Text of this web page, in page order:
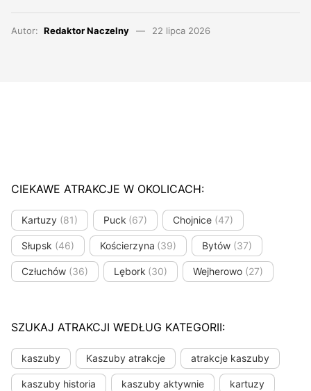
Autor: Redaktor Naczelny 22 lipca 2026
CIEKAWE ATRAKCJE W OKOLICACH:
Kartuzy (81) Puck (67) Chojnice (47)
Słupsk (46) Kościerzyna (39) Bytów (37)
Człuchów (36) Lębork (30) Wejherowo (27)
SZUKAJ ATRAKCJI WEDŁUG KATEGORII:
kaszuby Kaszuby atrakcje atrakcje kaszuby
kaszuby historia kaszuby aktywnie kartuzy